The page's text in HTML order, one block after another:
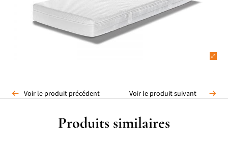
Voir le produit précédent Voir le produit suivant
Produits similaires